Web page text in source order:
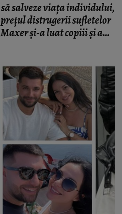
să salveze viața individului,
distrugerii sufletelor
și-a luat copiii și a